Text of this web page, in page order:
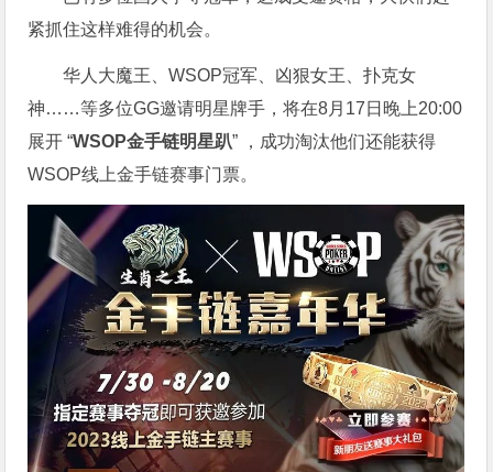
紧抓住这样难得的机会。
华人大魔王、WSOP冠军、凶狠女王、扑克女
神……等多位GG邀请明星牌手，将在8月17日晚上20:00
展开 “WSOP金手链明星趴” ，成功淘汰他们还能获得
WSOP线上金手链赛事门票。